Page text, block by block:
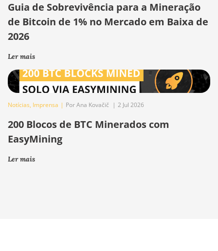
Guia de Sobrevivência para a Mineração
de Bitcoin de 1% no Mercado em Baixa de
2026
Ler mais
Notícias, Imprensa | Por Ana Kovačič | 2 Jul 2026
200 Blocos de BTC Minerados com
EasyMining
Ler mais